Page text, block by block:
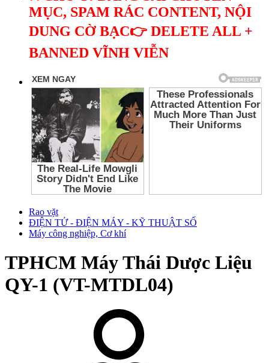
MỤC, SPAM RÁC CONTENT, NỘI
DUNG CỜ BẠC👉 DELETE ALL +
BANNED VĨNH VIỄN
Rao vặt
ĐIỆN TỬ - ĐIỆN MÁY - KỸ THUẬT SỐ
Máy công nghiệp, Cơ khí
TPHCM Máy Thái Dược Liệu
QY-1 (VT-MTDL04)